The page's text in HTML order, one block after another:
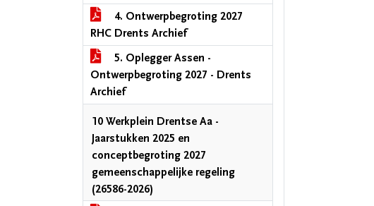
4. Ontwerpbegroting 2027
RHC Drents Archief
5. Oplegger Assen -
Ontwerpbegroting 2027 - Drents
Archief
10 Werkplein Drentse Aa -
Jaarstukken 2025 en
conceptbegroting 2027
gemeenschappelijke regeling
(26586-2026)